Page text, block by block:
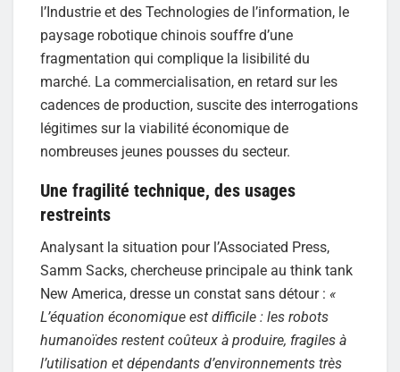
l’Industrie et des Technologies de l’information, le
paysage robotique chinois souffre d’une
fragmentation qui complique la lisibilité du
marché. La commercialisation, en retard sur les
cadences de production, suscite des interrogations
légitimes sur la viabilité économique de
nombreuses jeunes pousses du secteur.
Une fragilité technique, des usages
restreints
Analysant la situation pour l’Associated Press,
Samm Sacks, chercheuse principale au think tank
New America, dresse un constat sans détour : «
L’équation économique est difficile : les robots
humanoïdes restent coûteux à produire, fragiles à
l’utilisation et dépendants d’environnements très